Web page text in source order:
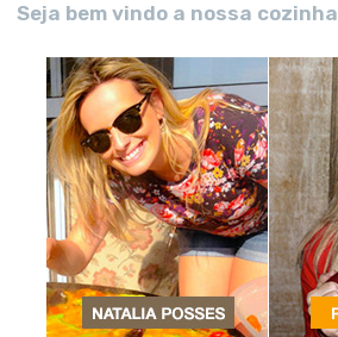
Seja bem vindo a nossa cozinha